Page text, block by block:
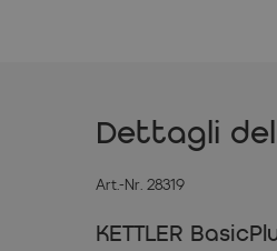
Dettagli
Art.-Nr. 28319
KETTLER